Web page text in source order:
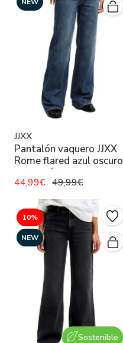
JJXX
Pantalón vaquero JJXX
Rome flared azul oscuro
para mujer
44,99€ 49,99€
Sostenible
10%
NEW